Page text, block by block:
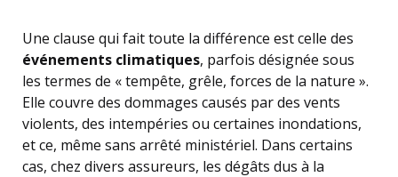
Une clause qui fait toute la différence est celle des
événements climatiques, parfois désignée sous
les termes de « tempête, grêle, forces de la nature ».
Elle couvre des dommages causés par des vents
violents, des intempéries ou certaines inondations,
et ce, même sans arrêté ministériel. Dans certains
cas, chez divers assureurs, les dégâts dus à la